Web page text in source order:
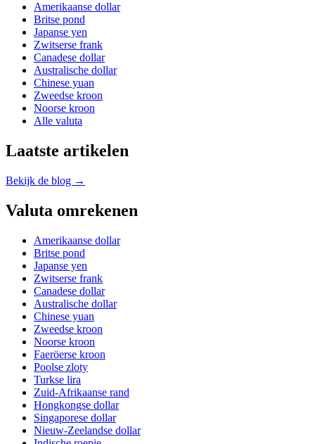
Amerikaanse dollar
Britse pond
Japanse yen
Zwitserse frank
Canadese dollar
Australische dollar
Chinese yuan
Zweedse kroon
Noorse kroon
Alle valuta
Laatste artikelen
Bekijk de blog →
Valuta omrekenen
Amerikaanse dollar
Britse pond
Japanse yen
Zwitserse frank
Canadese dollar
Australische dollar
Chinese yuan
Zweedse kroon
Noorse kroon
Faeröerse kroon
Poolse zloty
Turkse lira
Zuid-Afrikaanse rand
Hongkongse dollar
Singaporese dollar
Nieuw-Zeelandse dollar